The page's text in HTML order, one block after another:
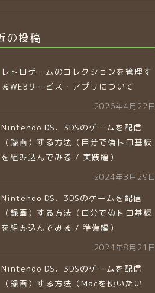
の投稿
レトロゲームのコレクションを管理す
るWEBサービス・アプリについて
2026年4月22日
Nintendo DS、3DSのゲームを配信
（録画）する方法（自分で偽トロ基板
を組み込んでみる / 実践編）
2024年8月29日
Nintendo DS、3DSのゲームを配信
（録画）する方法（自分で偽トロ基板
を組み込んでみる / 準備編）
2024年8月21日
Nintendo DS、3DSのゲームを配信
（録画）する方法（Macを使いたい